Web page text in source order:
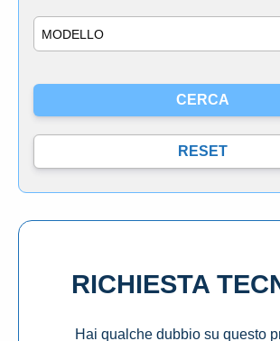
RICHIESTA
Hai qualche dubbio su questo